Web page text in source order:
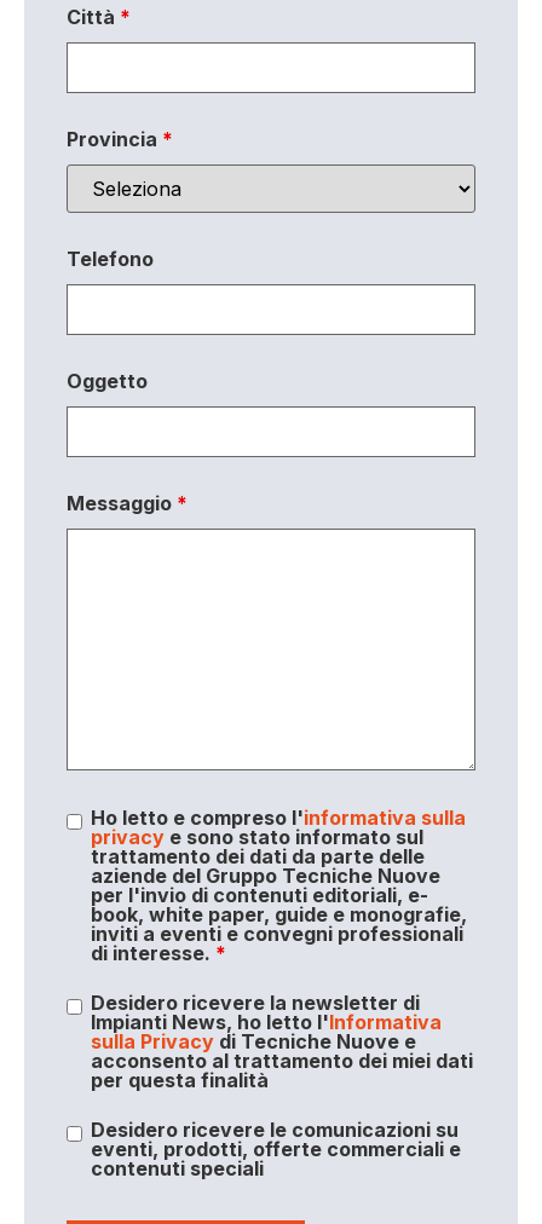
Città *
Provincia *
Telefono
Oggetto
Messaggio *
Ho letto e compreso l'informativa sulla
privacye sono stato informato sul
trattamento dei dati da parte delle
aziende del Gruppo Tecniche Nuove
per l'invio di contenuti editoriali, e-
book, white paper, guide e monografie,
inviti a eventi e convegni professionali
di interesse. *
Desidero ricevere la newsletter di
Impianti News, ho letto l'Informativa
sulla Privacydi Tecniche Nuove e
acconsento al trattamento dei miei dati
per questa finalità
Desidero ricevere le comunicazioni su
eventi, prodotti, offerte commerciali e
contenuti speciali